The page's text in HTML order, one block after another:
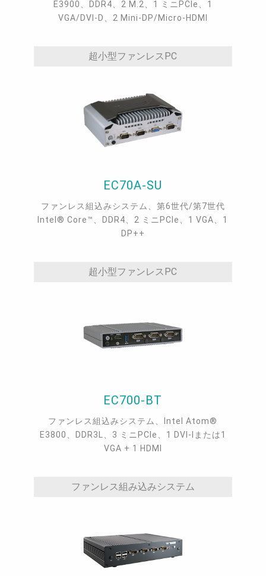
E3900、DDR4、2 M.2、1 ミニPCIe、1
VGA/DVI-D、2 Mini-DP/Micro-HDMI
超小型ファンレスPC
EC70A-SU
ファンレス組込みシステム、第6世代/第7世代
Intel® Core™、DDR4、2 ミニPCIe、1 VGA、1
DP++
超小型ファンレスPC
EC700-BT
ファンレス組込みシステム、Intel Atom®
E3800、DDR3L、3 ミニPCIe、1 DVI-Iまたは1
VGA + 1 HDMI
ファンレス組み込みシステム